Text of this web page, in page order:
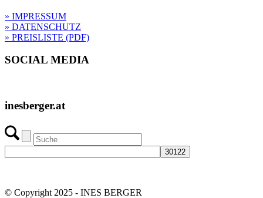
» IMPRESSUM
» DATENSCHUTZ
» PREISLISTE (PDF)
SOCIAL MEDIA
inesberger.at
© Copyright 2025 - INES BERGER